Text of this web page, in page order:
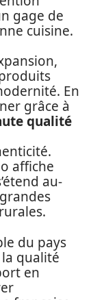
gage de
cuisine.
En
grâce à
qualité
affiche
au-
du pays
qualité
en